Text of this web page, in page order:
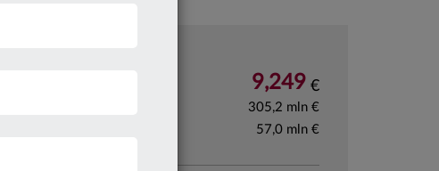
9,249 €
305,2 mln €
57,0 mln €